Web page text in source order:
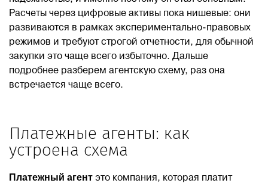
Расчеты через цифровые активы пока нишевые: они
развиваются в рамках экспериментально-правовых
режимов и требуют строгой отчетности, для обычной
закупки это чаще всего избыточно. Дальше
подробнее разберем агентскую схему, раз она
встречается чаще всего.
Платежные агенты: как
устроена схема
Платежный агент это компания, которая платит